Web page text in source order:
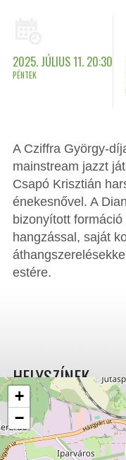
2025. JÚLIUS 11. 20:30
PÉNTEK
A Cziffra György-
mainstream jazzt
Csapó Krisztián
énekesnővel. A
bizonyított
hangzással, saját
estére.
+
−
HELYSZÍNEK